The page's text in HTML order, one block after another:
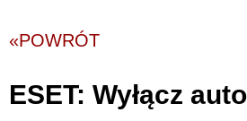
«POWRÓT
ESET: Wyłącz